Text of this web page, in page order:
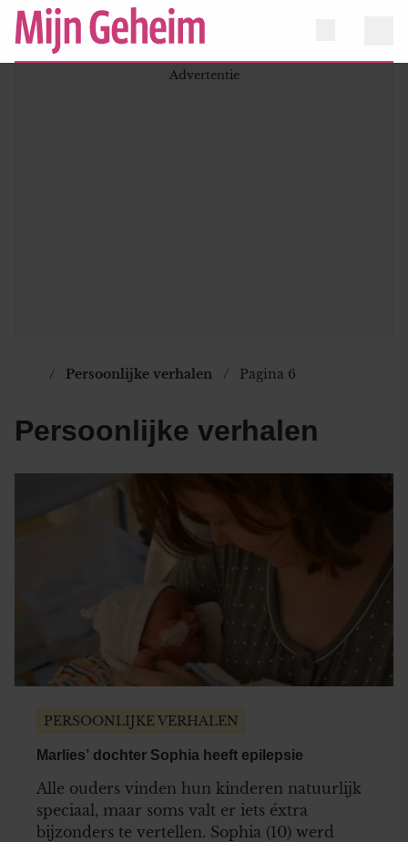
Persoonlijke verhalen Pagina 6
Persoonlijke verhalen
PERSOONLIJKE VERHALEN
Marlies’ dochter Sophia heeft epilepsie
Alle ouders vinden hun kinderen natuurlijk
speciaal, maar soms valt er iets éxtra
bijzonders te vertellen. Sophia (10) werd